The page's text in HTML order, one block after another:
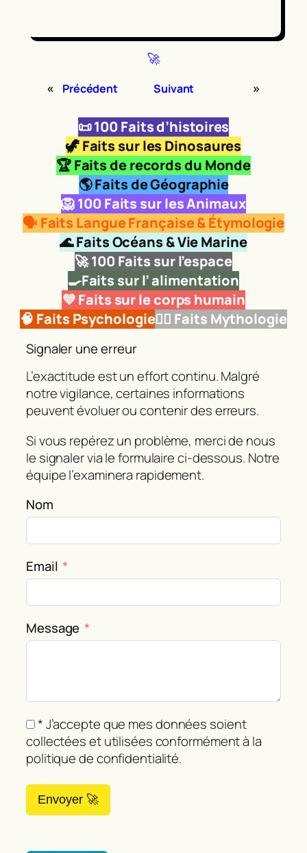
🚀
« Précédent Suivant »
📜100 Faits d’histoires
🦖Faits sur les Dinosaures
🏆 Faits de records du Monde
🌎 Faits de Géographie
🦁100 Faits sur les Animaux
🗣️ Faits Langue Française & Étymologie
🌊 Faits Océans & Vie Marine
🚀100 Faits sur l’espace
🍳Faits sur l’ alimentation
💜 Faits sur le corps humain
🧠 Faits Psychologie🧜‍♂️ Faits Mythologie
Signaler une erreur
L’exactitude est un effort continu. Malgré
notre vigilance, certaines informations
peuvent évoluer ou contenir des erreurs.
Si vous repérez un problème, merci de nous
le signaler via le formulaire ci‑dessous. Notre
équipe l’examinera rapidement.
Nom
Email
Message
* J’accepte que mes données soient
collectées et utilisées conformément à la
politique de confidentialité.
Envoyer 🚀